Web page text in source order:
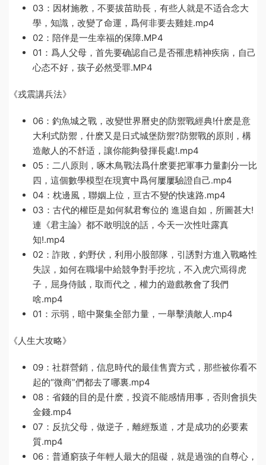
03：因材施教，不要拔苗助長，有些人就是不适合念大
學，知識，改變了命運，爲何非要去雞娃.mp4
02：陪伴是一生幸福的保障.MP4
01：爲人父母，首先要确認自己是否罹患精神疾病，自己
心态不好，孩子必然受罪.MP4
《戎震講兵法》
06：釣魚城之戰，改變世界曆史的防禦戰經典!什麽是意
大利式防禦，什麽又是日式城堡防禦?防禦戰的原則，構
造敵人的不舒适，讓你能夠發揮長處!.mp4
05：二八原則，啄木鳥戰法爲什麽要把軍事力量劃分一比
四，這個數學模型在現實中爲何屢屢驗證自己.mp4
04：枕邊風，聯姻上位，亘古不變的快速路.mp4
03：古代的權臣是如何弑君奪位的 進退自如，所圖甚大!
連《君主論》都不敢明說的話，今天一次性吐露真
知!.mp4
02：詐敗，釣野伏，利用小股部隊，引誘對方進入戰略性
失誤，如何在職場中給競争對手挖坑，不入虎穴焉得虎
子，屈身侍賊，取而代之，權力的遊戲教會了我們
啥.mp4
01：示弱，暗中聚集全部力量，一舉擊潰敵人.mp4
《人生大攻略》
09：社群營銷，信息時代的最佳售賣方式，那些被你看不
起的“微商”們都去了哪裏.mp4
08：省錢的目的是什麽，投資不能感情用事，否則會損失
金錢.mp4
07：反抗父母，做逆子，離經叛道，才是成功的必要素
質.mp4
06：普通窮孩子年輕人最大的阻礙，就是過強的自尊心，